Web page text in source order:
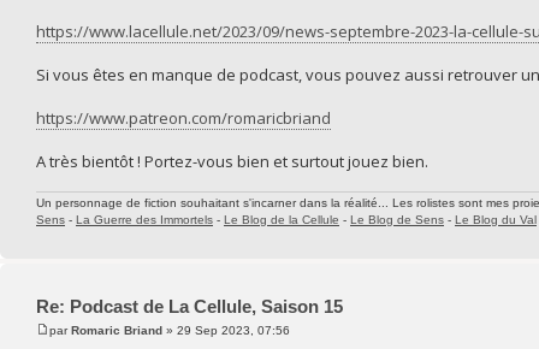
https://www.lacellule.net/2023/09/news-septembre-2023-la-cellule-
Si vous êtes en manque de podcast, vous pouvez aussi retrouver
https://www.patreon.com/romaricbriand
A très bientôt ! Portez-vous bien et surtout jouez bien.
Un personnage de fiction souhaitant s'incarner dans la réalité... Les rolistes sont mes
Sens - La Guerre des Immortels - Le Blog de la Cellule - Le Blog de Sens - Le Blog du Val
Re: Podcast de La Cellule, Saison 15
parRomaric Briand » 29 Sep 2023, 07:56